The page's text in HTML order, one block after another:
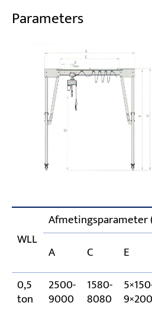
Parameters
WLL
Afmetingsparameter
A C E
0,5
ton
2500-
9000
1580-
8080 9×200